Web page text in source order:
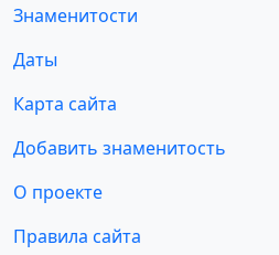
Знаменитости
Даты
Карта сайта
Добавить знаменитость
О проекте
Правила сайта